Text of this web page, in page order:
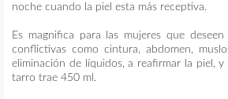
noche cuando la piel esta más receptiva.
Es magnifica para las mujeres que
conflictivas como cintura, abdomen,
eliminación de líquidos, a reafirmar la piel, y
tarro trae 450 ml.